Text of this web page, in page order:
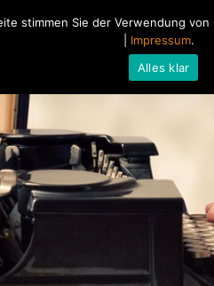
Home
stimmen Sie der Verwendung
Impressum.
Alles klar